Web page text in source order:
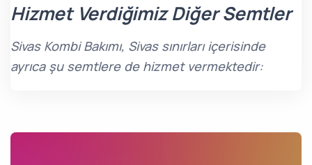
Hizmet Verdiğimiz Diğer Semtler
Sivas Kombi Bakımı, Sivas sınırları içerisinde
ayrıca şu semtlere de hizmet vermektedir: